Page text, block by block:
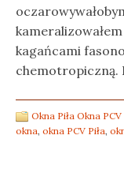
kagańcami
chemotropiczną.
Okna Piła Okna
okna, okna PCV Piła,